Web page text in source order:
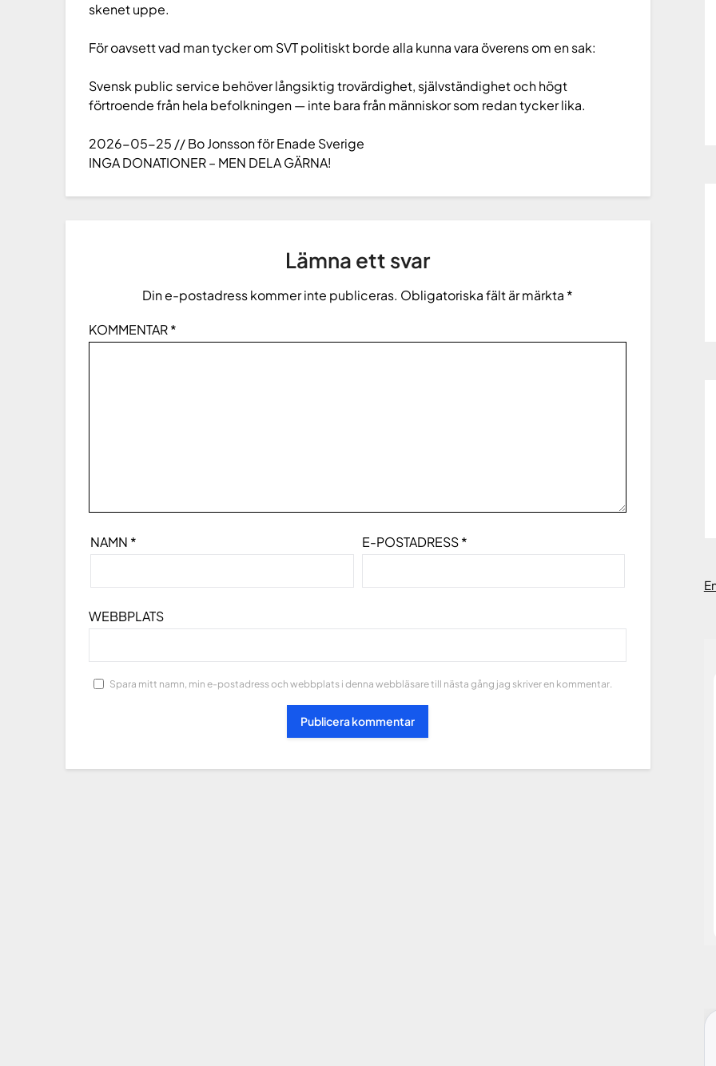
skenet uppe.
För oavsett vad man tycker om SVT politiskt borde alla kunna vara överens om en sak:
Svensk public service behöver långsiktig trovärdighet, självständighet och högt
förtroende från hela befolkningen — inte bara från människor som redan tycker lika.
2026-05-25 // Bo Jonsson för Enade Sverige
INGA DONATIONER – MEN DELA GÄRNA!
Lämna ett svar
Din e-postadress kommer inte publiceras. Obligatoriska fält är märkta *
KOMMENTAR*
NAMN * E-POSTADRESS*
WEBBPLATS
Spara mitt namn, min e-postadress och webbplats i denna webbläsare till nästa gång jag skriver en kommentar.